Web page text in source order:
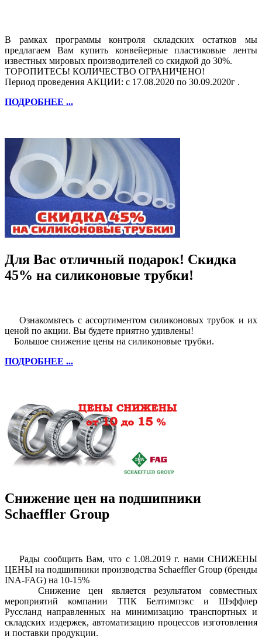
В рамках программы контроля складских остатков мы
предлагаем Вам купить конвейерные пластиковые ленты
известных мировых производителей со скидкой до 30%.
ТОРОПИТЕСЬ! КОЛИЧЕСТВО ОГРАНИЧЕНО!
Период проведения АКЦИИ: с 17.08.2020 по 30.09.2020г .
ПОДРОБНЕЕ ...
Для Вас отличный подарок! Скидка
45% на силиконовые трубки!
Ознакомьтесь с ассортиментом силиконовых трубок и их
ценой по акции. Вы будете приятно удивлены!
Большое снижение цены на силиконовые трубки.
ПОДРОБНЕЕ ...
Снижение цен на подшипники
Schaeffler Group
Рады сообщить Вам, что с 1.08.2019 г. нами СНИЖЕНЫ
ЦЕНЫ на подшипники производства Schaeffler Group (бренды
INA-FAG) на 10-15%
Снижение цен является результатом совместных
мероприятий компании ТПК Белтимпэкс и Шэффлер
Руссланд направленных на минимизацию транспортных и
складских издержек, автоматизацию процессов изготовления
и поставки продукции.